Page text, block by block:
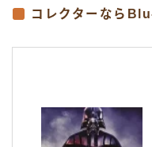
コレクターなら